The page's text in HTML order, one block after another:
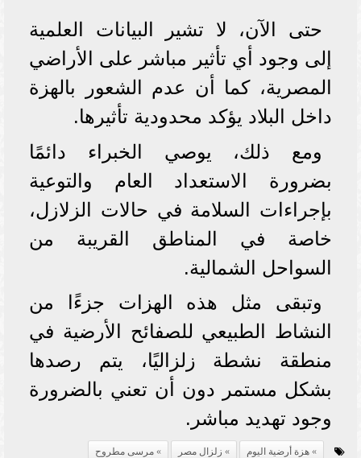
حتى الآن، لا تشير البيانات العلمية
إلى وجود أي تأثير مباشر على الأراضي
المصرية، كما أن عدم الشعور بالهزة
داخل البلاد يؤكد محدودية تأثيرها.
ومع ذلك، يوصي الخبراء دائمًا
بضرورة الاستعداد العام والتوعية
بإجراءات السلامة في حالات الزلازل،
خاصة في المناطق القريبة من
السواحل الشمالية.
وتبقى مثل هذه الهزات جزءًا من
النشاط الطبيعي للصفائح الأرضية في
منطقة نشطة زلزاليًا، يتم رصدها
بشكل مستمر دون أن تعني بالضرورة
وجود تهديد مباشر.
هزة أرضية اليوم زلزال مصر
مرسى مطروح